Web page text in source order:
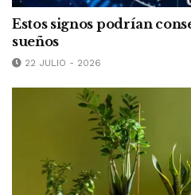
Estos signos podrían
sueños
22 JULIO - 2026